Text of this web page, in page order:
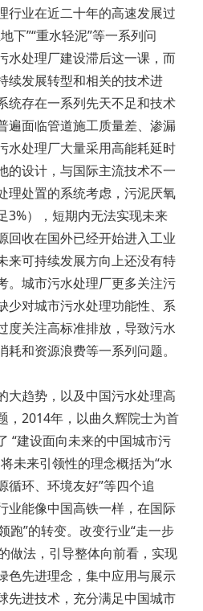
行业在近二十年的高速发展过
下”“重水轻泥”等一系列问
水处理厂建设滞后这一课，而
续发展转型和相关的技术进
统存在一系列先天不足和技术
遍面临管道施工质量差、渗漏
水处理厂大量采用高能耗延时
的设计，与国际主流技术不一
理处置的系统考虑，污泥厌氧
3%），短期内无法实现未来
回收在国外已经开始进入工业
来可持续发展方向上还没有特
。城市污水处理厂更多关注污
少对城市污水处理功能性、系
度关注高标准排放，导致污水
和资源浪费等一系列问题。
大趋势，以及中国污水处理高
，2014年，以曲久辉院士为首
“建设面向未来的中国城市污
未来引领性的理念概括为“水
循环、环境友好”等四个追
业能像中国高铁一样，在国际
跑”的转变。改变行业“走一步
做法，引导整体向前看，实现
色先进理念，集中应用与展示
先进技术，充分满足中国城市